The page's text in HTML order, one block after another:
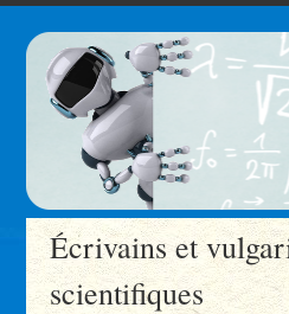
Écrivains et
scientifiques